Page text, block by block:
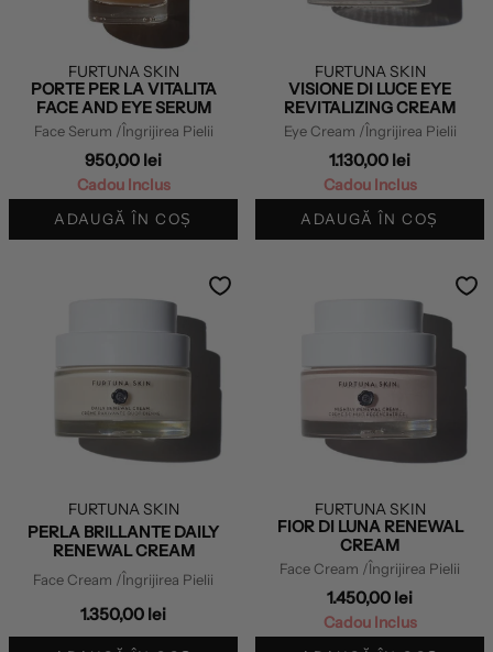
FURTUNA SKIN
PORTE PER LA VITALITA
FACE AND EYE SERUM
Face Serum /Îngrijirea Pielii
950,00 lei
Cadou Inclus
ADAUGĂ ÎN COȘ
FURTUNA SKIN
VISIONE DI LUCE EYE
REVITALIZING CREAM
Eye Cream /Îngrijirea Pielii
1.130,00 lei
Cadou Inclus
ADAUGĂ ÎN COȘ
FURTUNA SKIN
PERLA BRILLANTE DAILY
RENEWAL CREAM
Face Cream /Îngrijirea Pielii
1.350,00 lei
FURTUNA SKIN
FIOR DI LUNA RENEWAL
CREAM
Face Cream /Îngrijirea Pielii
1.450,00 lei
Cadou Inclus